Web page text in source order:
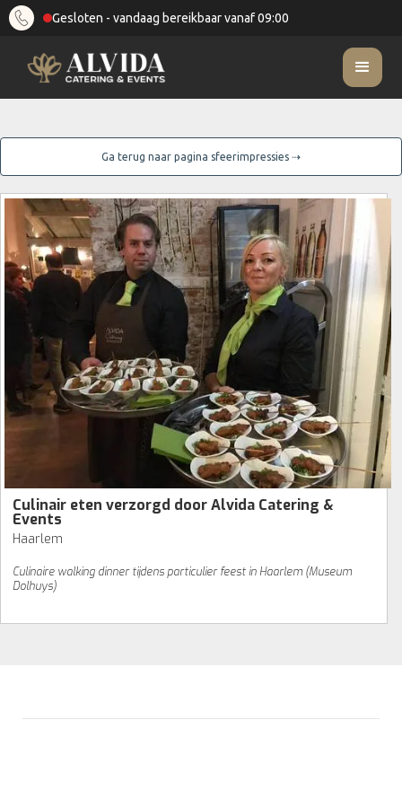
Gesloten - vandaag bereikbaar vanaf 09:00
Ga terug naar pagina sfeerimpressies ⇢
Culinair eten verzorgd door Alvida Catering &
Events
Haarlem
Culinaire walking dinner tijdens particulier feest in Haarlem (Museum
Dolhuys)